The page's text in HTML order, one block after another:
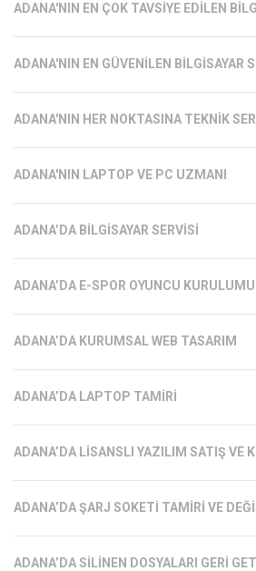
ADANA'NIN EN ÇOK TAVSIYE EDILEN
ADANA'NIN EN GÜVENILEN BILGISAYAR
ADANA'NIN HER NOKTASINA TEKNIK
ADANA'NIN LAPTOP VE PC UZMANI
ADANA’DA BILGISAYAR SERVISI
ADANA’DA E-SPOR OYUNCU KURULUMU
ADANA’DA KURUMSAL WEB TASARIM
ADANA’DA LAPTOP TAMIRI
ADANA’DA LISANSLI YAZILIM SATIŞ VE
ADANA’DA ŞARJ SOKETI TAMIRI VE
ADANA’DA SILINEN DOSYALARI GERI